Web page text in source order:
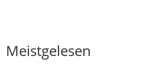
Meistgelesen